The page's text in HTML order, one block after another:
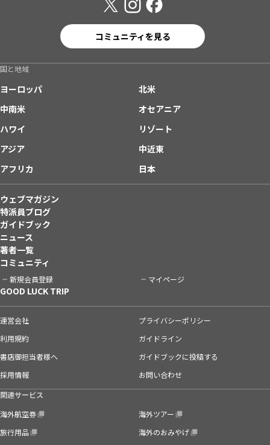
コミュニティを見る
国と地域
ヨーロッパ
北米
中南米
オセアニア
ハワイ
リゾート
アジア
中近東
アフリカ
日本
ウェブマガジン
特派員ブログ
ガイドブック
ニュース
著者一覧
コミュニティ
新規会員登録 マイページ
GOOD LUCK TRIP
運営会社
プライバシーポリシー
利用規約
ガイドライン
書店御担当者様へ
ガイドブックに投稿する
採用情報
お問い合わせ
関連サービス
海外航空券
海外ツアー
旅行用品
海外のおみやげ